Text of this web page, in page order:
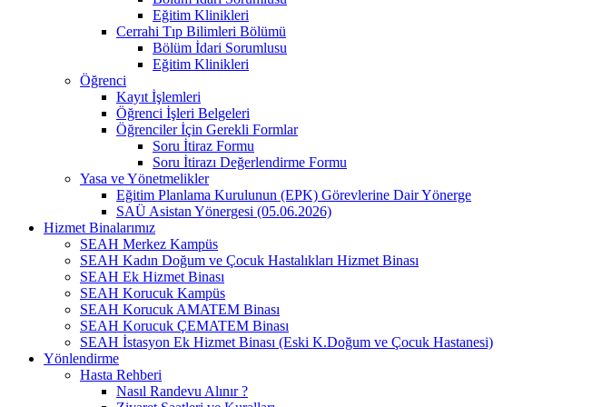
Eğitim Klinikleri
Cerrahi Tıp Bilimleri Bölümü
Bölüm İdari Sorumlusu
Eğitim Klinikleri
Öğrenci
Kayıt İşlemleri
Öğrenci İşleri Belgeleri
Öğrenciler İçin Gerekli Formlar
Soru İtiraz Formu
Soru İtirazı Değerlendirme Formu
Yasa ve Yönetmelikler
Eğitim Planlama Kurulunun (EPK) Görevlerine Dair Yönerge
SAÜ Asistan Yönergesi (05.06.2026)
Hizmet Binalarımız
SEAH Merkez Kampüs
SEAH Kadın Doğum ve Çocuk Hastalıkları Hizmet Binası
SEAH Ek Hizmet Binası
SEAH Korucuk Kampüs
SEAH Korucuk AMATEM Binası
SEAH Korucuk ÇEMATEM Binası
SEAH İstasyon Ek Hizmet Binası (Eski K.Doğum ve Çocuk Hastanesi)
Yönlendirme
Hasta Rehberi
Nasıl Randevu Alınır ?